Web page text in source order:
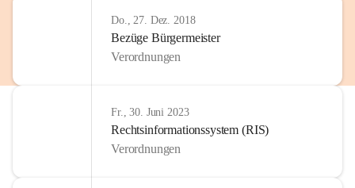
Do., 27. Dez. 2018
Bezüge Bürgermeister
Verordnungen
Fr., 30. Juni 2023
Rechtsinformationssystem (RIS)
Verordnungen